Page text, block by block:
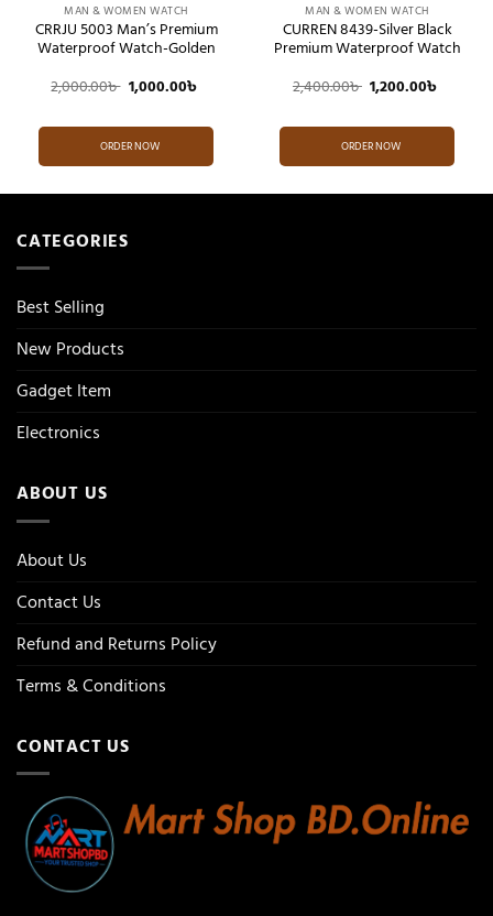
MAN & WOMEN WATCH
CRRJU 5003 Man’s Premium
Waterproof Watch-Golden
2,000.00৳ Original
price
2,000.00৳ .
1,000.00৳
1,000.00৳ .
ORDER NOW
MAN & WOMEN WATCH
CURREN 8439-Silver Black
Premium Waterproof Watch
2,400.00৳ Original
price
2,400.00৳ .
1,200.00৳
ORDER NOW
CATEGORIES
Best Selling
New Products
Gadget Item
Electronics
ABOUT US
About Us
Contact Us
Refund and Returns Policy
Terms & Conditions
CONTACT US